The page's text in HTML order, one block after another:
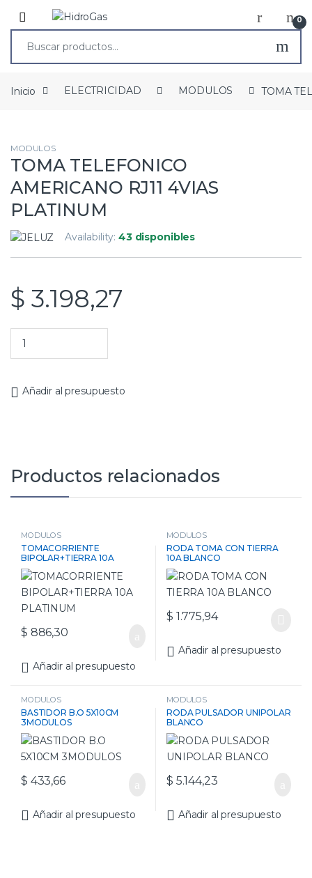
0
Inicio ELECTRICIDAD MODULOS TOMA
MODULOS
TOMA TELEFONICO
AMERICANO RJ11 4VIAS
PLATINUM
Availability:43 disponibles
$ 3.198,27
Añadir al presupuesto
Productos relacionados
MODULOS
TOMACORRIENTE
BIPOLAR+TIERRA 10A
PLATINUM
$ 886,30
Añadir al presupuesto
MODULOS
RODA TOMA CON TIERRA
10A BLANCO
$ 1.775,94
Añadir al presupuesto
MODULOS
BASTIDOR B.O 5X10CM
3MODULOS
$ 433,66
Añadir al presupuesto
MODULOS
RODA PULSADOR UNIPOLAR
BLANCO
$ 5.144,23
Añadir al presupuesto